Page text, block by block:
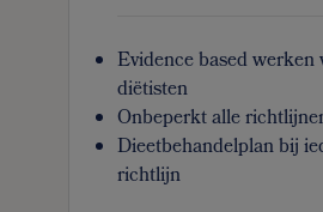
Evidence based werken
diëtisten
Onbeperkt alle
Dieetbehandelplan bij
richtlijn